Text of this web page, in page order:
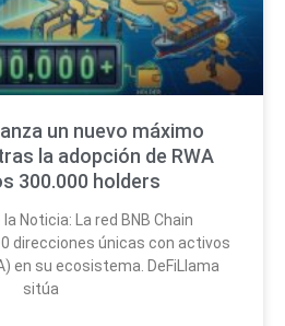
un nuevo máximo
la adopción de RWA
300.000 holders
Noticia: La red BNB Chain
direcciones únicas con activos
en su ecosistema. DeFiLlama
sitúa